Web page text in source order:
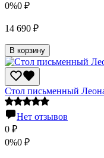
0%0 ₽
14 690 ₽
В корзину
Стол письменный
Нет отзывов
0 ₽
0%0 ₽